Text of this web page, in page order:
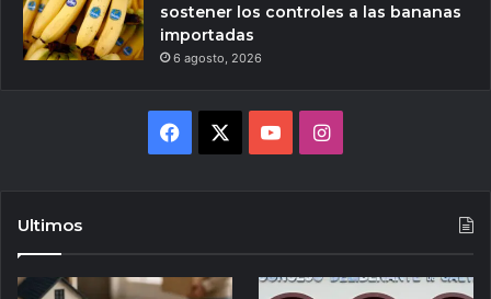
sostener los controles a las bananas
importadas
6 agosto, 2026
Facebook YouTubeInstagram
Ultimos